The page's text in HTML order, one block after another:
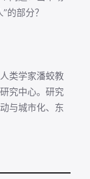
的部分？
类学家潘蛟教
究中心。研究
与城市化、东